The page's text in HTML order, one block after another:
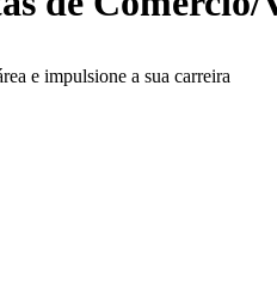
e impulsione a sua carreira